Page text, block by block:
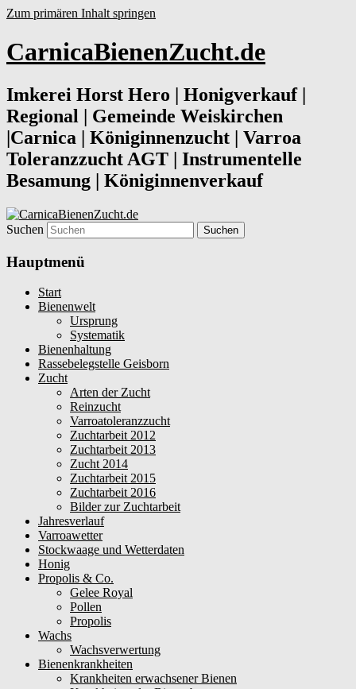
Zum primären Inhalt springen
CarnicaBienenZucht.de
Imkerei Horst Hero | Honigverkauf |
Regional | Gemeinde Weiskirchen
|Carnica | Königinnenzucht | Varroa
Toleranzzucht AGT | Instrumentelle
Besamung | Königinnenverkauf
Suchen
Hauptmenü
Start
Bienenwelt
Ursprung
Systematik
Bienenhaltung
Rassebelegstelle Geisborn
Zucht
Arten der Zucht
Reinzucht
Varroatoleranzzucht
Zuchtarbeit 2012
Zuchtarbeit 2013
Zucht 2014
Zuchtarbeit 2015
Zuchtarbeit 2016
Bilder zur Zuchtarbeit
Jahresverlauf
Varroawetter
Stockwaage und Wetterdaten
Honig
Propolis & Co.
Gelee Royal
Pollen
Propolis
Wachs
Wachsverwertung
Bienenkrankheiten
Krankheiten erwachsener Bienen